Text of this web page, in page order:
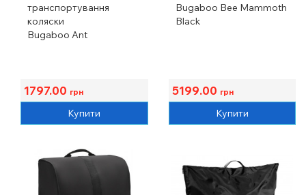
транспортування
коляски
Bugaboo Ant
1797.00 грн
Купити
Bugaboo Bee Mammoth
Black
5199.00 грн
Купити